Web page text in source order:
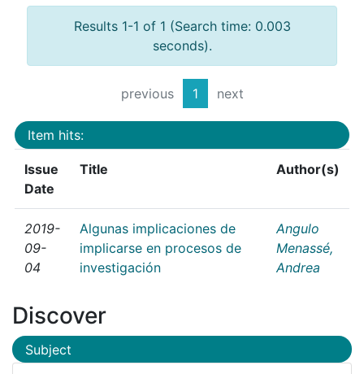
Results 1-1 of 1 (Search time: 0.003
seconds).
previous 1 next
Item hits:
Issue
Date
Title Author(s)
2019-
09-
04
Algunas implicaciones de
implicarse en procesos de
investigación
Angulo
Menassé,
Andrea
Discover
Subject